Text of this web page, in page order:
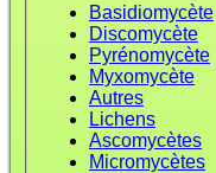
Basidiomycète
Discomycète
Pyrénomycète
Myxomycète
Autres
Lichens
Ascomycètes
Micromycètes